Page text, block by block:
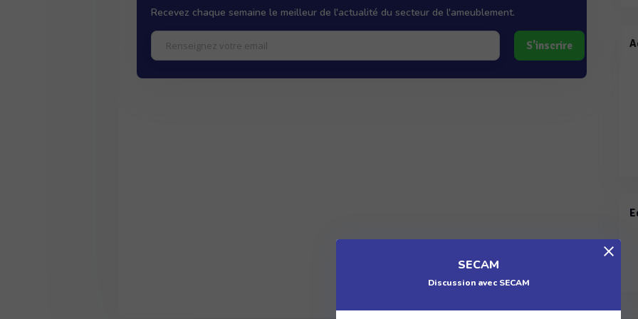
SECAM
Discussion avec SECAM
Recevez chaque semaine le meilleur de l'actualité du secteur de l'ameublement.
S'inscrire